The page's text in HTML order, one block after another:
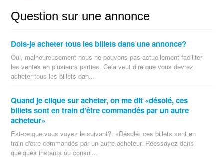
Question sur une annonce
Dois-je acheter tous les billets dans une annonce?
Oui, malheureusement nous ne pouvons pas actuellement faciliter
les ventes en plusieurs parties. Cela veut dire que vous devrez
acheter tous les billets dan...
Quand je clique sur acheter, on me dit «désolé, ces
billets sont en train d'être commandés par un autre
acheteur»
Est-ce que vous voyez le suivant?: «Désolé, ces billets sont en
train d'être commandés par un autre acheteur. Réessayez dans
quelques instants ou consul...